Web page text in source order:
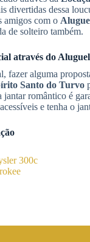
divertidas dessa
amigos com o
de solteiro também.
através do
fazer alguma
Santo do Turvo
romântico é
e tenha o
300c